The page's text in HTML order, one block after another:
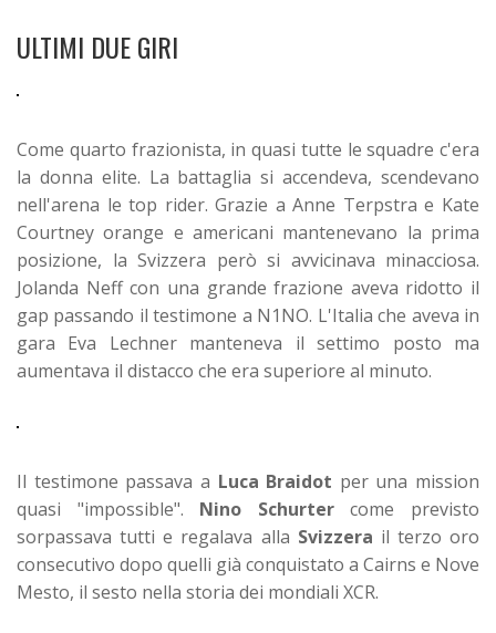
ULTIMI DUE GIRI
Come quarto frazionista, in quasi tutte le squadre c'era
la donna elite. La battaglia si accendeva, scendevano
nell'arena le top rider. Grazie a Anne Terpstra e Kate
Courtney orange e americani mantenevano la prima
posizione, la Svizzera però si avvicinava minacciosa.
Jolanda Neff con una grande frazione aveva ridotto il
gap passando il testimone a N1NO. L'Italia che aveva in
gara Eva Lechner manteneva il settimo posto ma
aumentava il distacco che era superiore al minuto.
Il testimone passava a Luca Braidot per una mission
quasi "impossible". Nino Schurtercome previsto
sorpassava tutti e regalava alla Svizzera il terzo oro
consecutivo dopo quelli già conquistato a Cairns e Nove
Mesto, il sesto nella storia dei mondiali XCR.